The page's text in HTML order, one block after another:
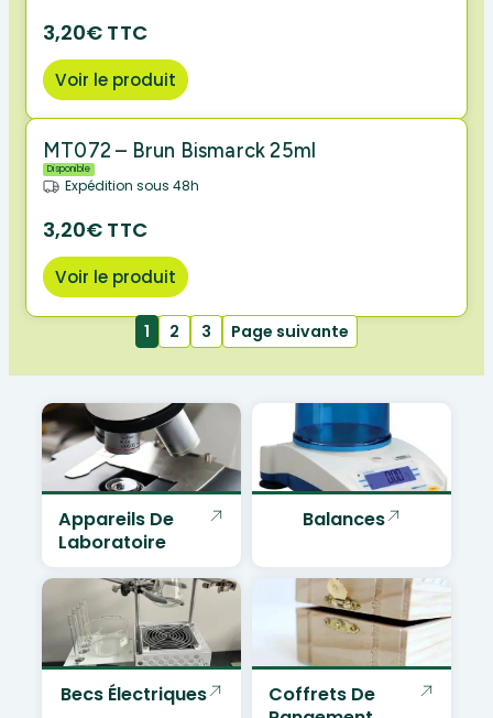
3,20€ TTC
Voir le produit
MT072 – Brun Bismarck 25ml
Disponible
Expédition sous 48h
3,20€ TTC
Voir le produit
1 2 3 Page suivante
Appareils De
Laboratoire
Balances
Becs Électriques
Coffrets De